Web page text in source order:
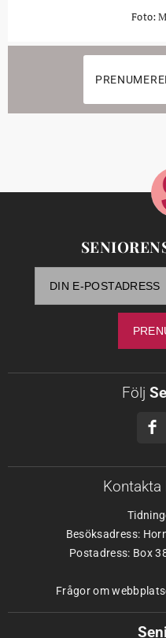
Foto:
Följ
Kontakta
Besöksadress:
Postadress: Box
Frågor om